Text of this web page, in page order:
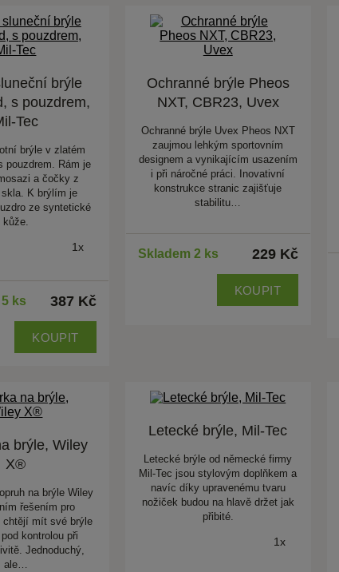
brýle
s pouzdrem,
Tec
brýle v zlatém
pouzdrem. Rám je
a čočky z
skla. K brýlím je
ze syntetické
kůže.
1x
ks 387 Kč
KOUPIT
Ochranné brýle Pheos
NXT, CBR23, Uvex
Ochranné brýle Uvex Pheos NXT
zaujmou lehkým sportovním
designem a vynikajícím usazením
i při náročné práci. Inovativní
konstrukce stranic zajišťuje
stabilitu…
Skladem 2 ks 229 Kč
KOUPIT
brýle, Wiley
X®
na brýle Wiley
řešením pro
chtějí mít své brýle
kontrolou při
Jednoduchý,
ale…
Letecké brýle, Mil-Tec
Letecké brýle od německé firmy
Mil-Tec jsou stylovým doplňkem a
navíc díky upravenému tvaru
nožiček budou na hlavě držet jak
přibité.
1x